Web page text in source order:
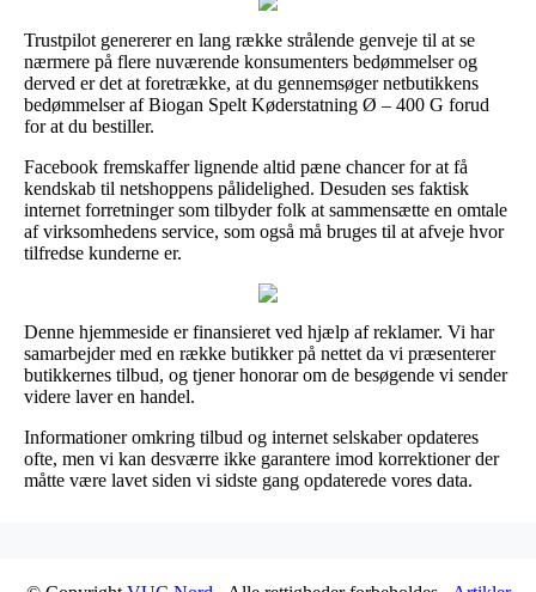
Trustpilot genererer en lang række strålende genveje til at se
nærmere på flere nuværende konsumenters bedømmelser og
derved er det at foretrække, at du gennemsøger netbutikkens
bedømmelser af Biogan Spelt Køderstatning Ø – 400 G forud
for at du bestiller.
Facebook fremskaffer lignende altid pæne chancer for at få
kendskab til netshoppens pålidelighed. Desuden ses faktisk
internet forretninger som tilbyder folk at sammensætte en omtale
af virksomhedens service, som også må bruges til at afveje hvor
tilfredse kunderne er.
Denne hjemmeside er finansieret ved hjælp af reklamer. Vi har
samarbejder med en række butikker på nettet da vi præsenterer
butikkernes tilbud, og tjener honorar om de besøgende vi sender
videre laver en handel.
Informationer omkring tilbud og internet selskaber opdateres
ofte, men vi kan desværre ikke garantere imod korrektioner der
måtte være lavet siden vi sidste gang opdaterede vores data.